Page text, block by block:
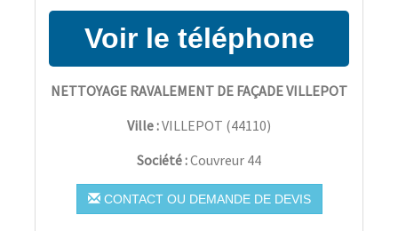
NETTOYAGE RAVALEMENT DE FAÇADE VILLEPOT
Ville :VILLEPOT (44110)
Société :Couvreur 44
CONTACT OU DEMANDE DE DEVIS